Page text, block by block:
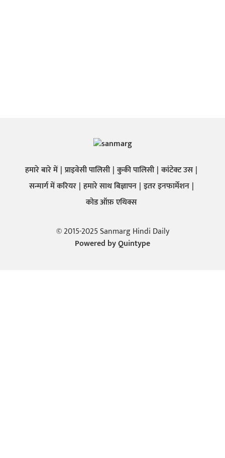
हमारे बारे में प्राइवेसी पालिसी कुकी पालिसी कांटेक्ट उस
सन्मार्ग में करियर हमारे साथ बिज्ञापन इतर इनफार्मेशन
कोड ऑफ़ एथिक्स
© 2015-2025 Sanmarg Hindi Daily
Powered byQuintype